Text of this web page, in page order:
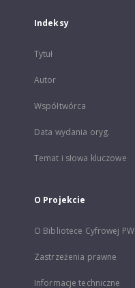
Indeksy
Tytuł
Autor
Współtwórca
Data wydania oryg.
Temat i słowa kluczowe
O Projekcie
O Bibliotece Cyfrowej PW
Zastrzeżenia prawne
Informacje techniczne